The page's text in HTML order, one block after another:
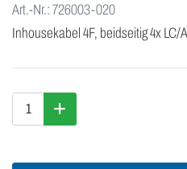
Art.-Nr.: 726003-020
Inhousekabel 4F, beidseitig 4x